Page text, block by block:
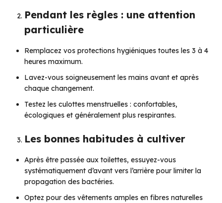
Pendant les règles : une attention
particulière
Remplacez vos protections hygiéniques toutes les 3 à 4
heures maximum.
Lavez-vous soigneusement les mains avant et après
chaque changement.
Testez les culottes menstruelles : confortables,
écologiques et généralement plus respirantes.
Les bonnes habitudes à cultiver
Après être passée aux toilettes, essuyez-vous
systématiquement d’avant vers l’arrière pour limiter la
propagation des bactéries.
Optez pour des vêtements amples en fibres naturelles